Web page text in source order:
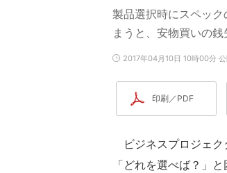
製品選択時にスペッ
まうと、安物買いの
2017年04月10日 10時00分 公
印刷／PDF
ビジネスプロジェク
「どれを選べば？」